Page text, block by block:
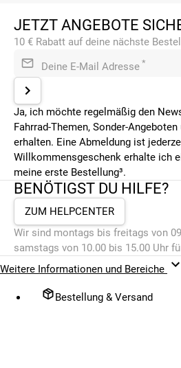
JETZT ANGEBOTE
10 € Rabatt auf deine nächste
Deine E-Mail Adresse *
Ja, ich möchte regelmäßig den
Fahrrad-Themen, Sonder-
erhalten. Eine Abmeldung ist
Willkommensgeschenk erhalte ich
meine erste Bestellung³.
BENÖTIGST DU HILFE?
ZUM HELPCENTER
Wir sind montags bis freitags von
samstags von 10.00 bis 15.00 Uhr
Weitere Informationen und Bereiche
Bestellung & Versand